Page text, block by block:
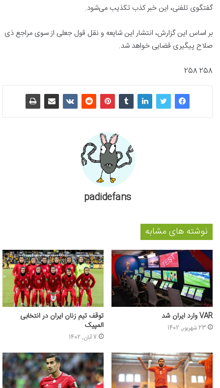
گفتگوی تلفنی، این خبر کذب تکذیب می‌شود.
بر اساس این گزارش، انتشار این شایعه و نقل قول جعلی از سوی مراجع ذی
صلاح پیگیری قضایی خواهد شد.
258 258
padidefans
نوشته های مشابه
VAR وارد ایران شد
23 شهریور, 1402
توقف تیم زنان ایران در انتخابی
المپیک
7 آبان, 1402